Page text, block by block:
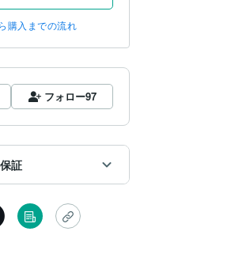
購入までの流れ
フォロー97
証